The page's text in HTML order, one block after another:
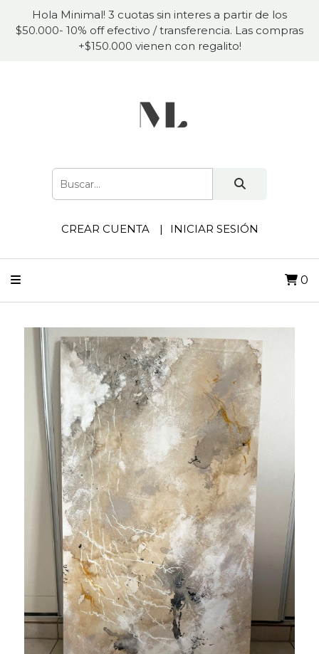
Hola Minimal! 3 cuotas sin interes a partir de los
$50.000- 10% off efectivo / transferencia. Las compras
+$150.000 vienen con regalito!
CREAR CUENTA INICIAR SESIÓN
0